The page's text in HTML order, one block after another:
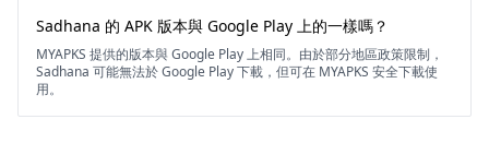
Sadhana 的 APK 版本與 Google Play 上的一樣嗎？
MYAPKS 提供的版本與 Google Play 上相同。由於部分地區政策限制，
Sadhana 可能無法於 Google Play 下載，但可在 MYAPKS 安全下載使
用。